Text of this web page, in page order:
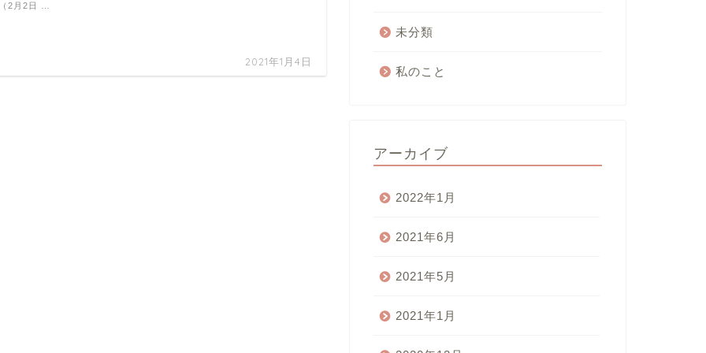
2021年1月4日
2月2日 …
未分類
私のこと
アーカイブ
2022年1月
2021年6月
2021年5月
2021年1月